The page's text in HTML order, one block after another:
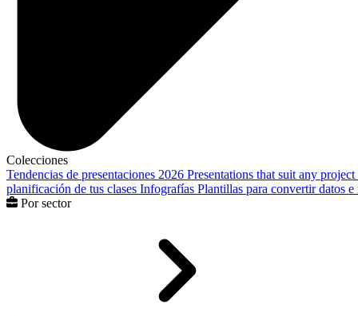
Colecciones
Tendencias de presentaciones 2026 Presentations that suit any project
planificación de tus clases Infografías Plantillas para convertir datos
Por sector